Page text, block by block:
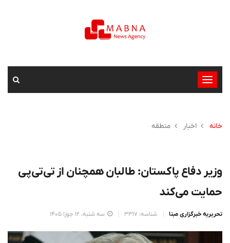
تغییر
وضعیت
خانه
اخبار منطقه
وزیر دفاع پاکستان: طالبان همچنان از تی‌تی‌پی
حمایت می‌کند
تحریریه خبرگزاری مبنا شناسه: 3317 سه شنبه، 12 جوزا 1405